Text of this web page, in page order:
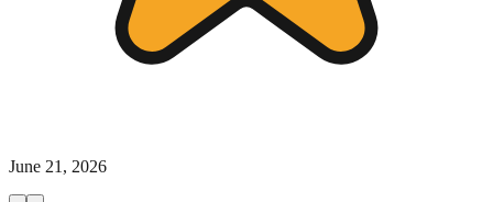
June 21, 2026